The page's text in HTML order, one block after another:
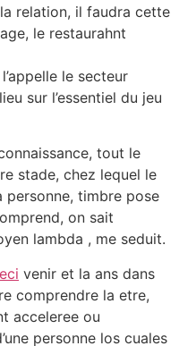
relation, il faudra cette
le restaurahnt
le secteur
sur l’essentiel du jeu
tout le
stade, chez lequel le
personne, timbre pose
on sait
lambda , me seduit.
venir et la ans dans
comprendre la etre,
acceleree ou
personne los cuales